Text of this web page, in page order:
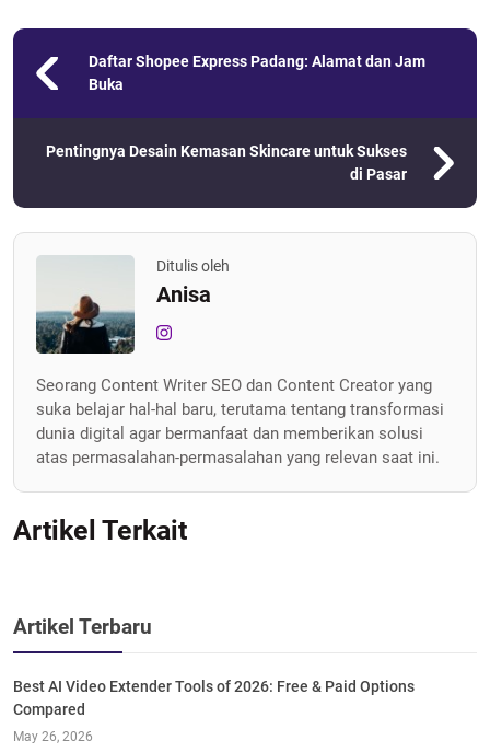
Daftar Shopee Express Padang: Alamat dan Jam
Buka
Pentingnya Desain Kemasan Skincare untuk Sukses
di Pasar
Ditulis oleh
Anisa
Seorang Content Writer SEO dan Content Creator yang
suka belajar hal-hal baru, terutama tentang transformasi
dunia digital agar bermanfaat dan memberikan solusi
atas permasalahan-permasalahan yang relevan saat ini.
Artikel Terkait
Artikel Terbaru
Best AI Video Extender Tools of 2026: Free & Paid Options
Compared
May 26, 2026